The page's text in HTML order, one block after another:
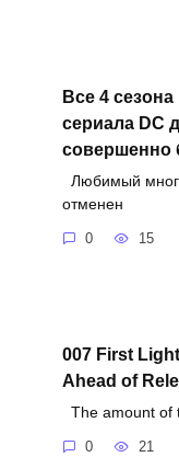
Все 4
сериала DC
совершенно
Любимый
отменен
0 15
007 First
Ahead of
The amount of
0 21